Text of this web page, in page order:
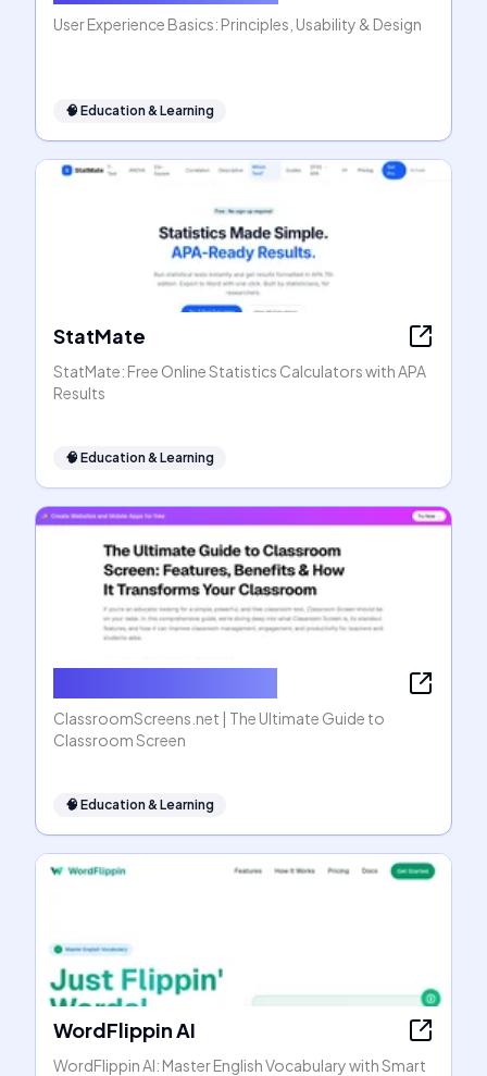
User Experience Basics: Principles, Usability & Design
🧠 Education & Learning
StatMate
StatMate: Free Online Statistics Calculators with APA
Results
🧠 Education & Learning
ClassroomScreens.net | The Ultimate Guide to
Classroom Screen
🧠 Education & Learning
WordFlippin AI
WordFlippin AI: Master English Vocabulary with Smart